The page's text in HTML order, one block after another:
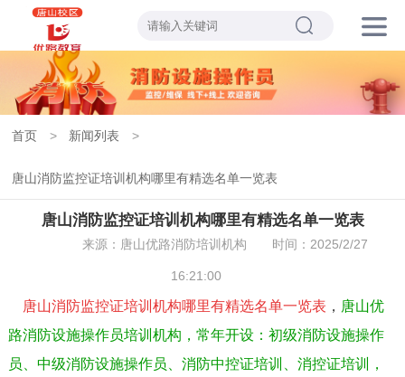
首页 > 新闻列表 >
唐山消防监控证培训机构哪里有精选名单一览表
唐山消防监控证培训机构哪里有精选名单一览表
来源：唐山优路消防培训机构 时间：2025/2/27
16:21:00
唐山消防监控证培训机构哪里有精选名单一览表 ， 唐山优
路消防设施操作员培训机构，常年开设：初级消防设施操作
员、中级消防设施操作员、消防中控证培训、消控证培训，